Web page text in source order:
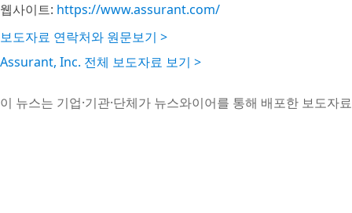
웹사이트: https://www.assurant.com/
보도자료 연락처와 원문보기 >
Assurant, Inc. 전체 보도자료 보기 >
이 뉴스는 기업·기관·단체가 뉴스와이어를 통해 배포한 보도자